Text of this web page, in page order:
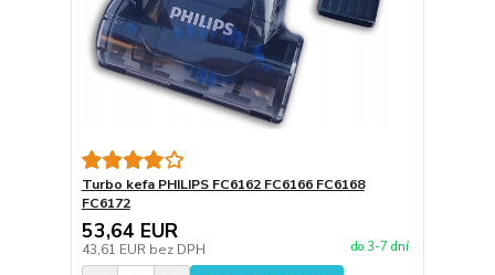
Turbo kefa PHILIPS FC6162 FC6166 FC6168
FC6172
53,64 EUR
43,61 EUR bez DPH do 3-7 dní